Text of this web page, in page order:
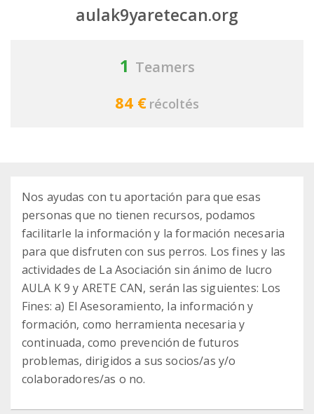
aulak9yaretecan.org
1 Teamers
84 € récoltés
Nos ayudas con tu aportación para que esas
personas que no tienen recursos, podamos
facilitarle la información y la formación necesaria
para que disfruten con sus perros. Los fines y las
actividades de La Asociación sin ánimo de lucro
AULA K 9 y ARETE CAN, serán las siguientes: Los
Fines: a) El Asesoramiento, la información y
formación, como herramienta necesaria y
continuada, como prevención de futuros
problemas, dirigidos a sus socios/as y/o
colaboradores/as o no.